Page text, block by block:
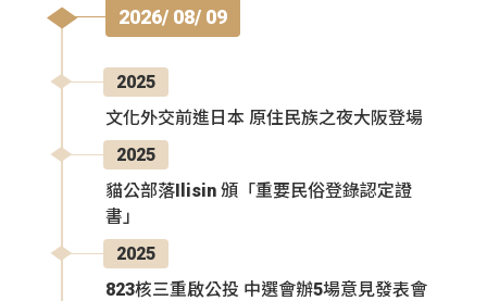
2026/ 08/ 09
2025
文化外交前進日本 原住民族之夜大阪登場
2025
貓公部落Ilisin 頒「重要民俗登錄認定證
書」
2025
823核三重啟公投 中選會辦5場意見發表會